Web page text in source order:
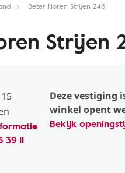
Beter Horen Strijen 246
Strijen
11
Deze vestiging
winkel opent
Bekijk